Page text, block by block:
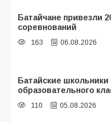
Батайчане привезли
соревнований
163 06.08.2026
Батайские школьники
образовательного
110 05.08.2026